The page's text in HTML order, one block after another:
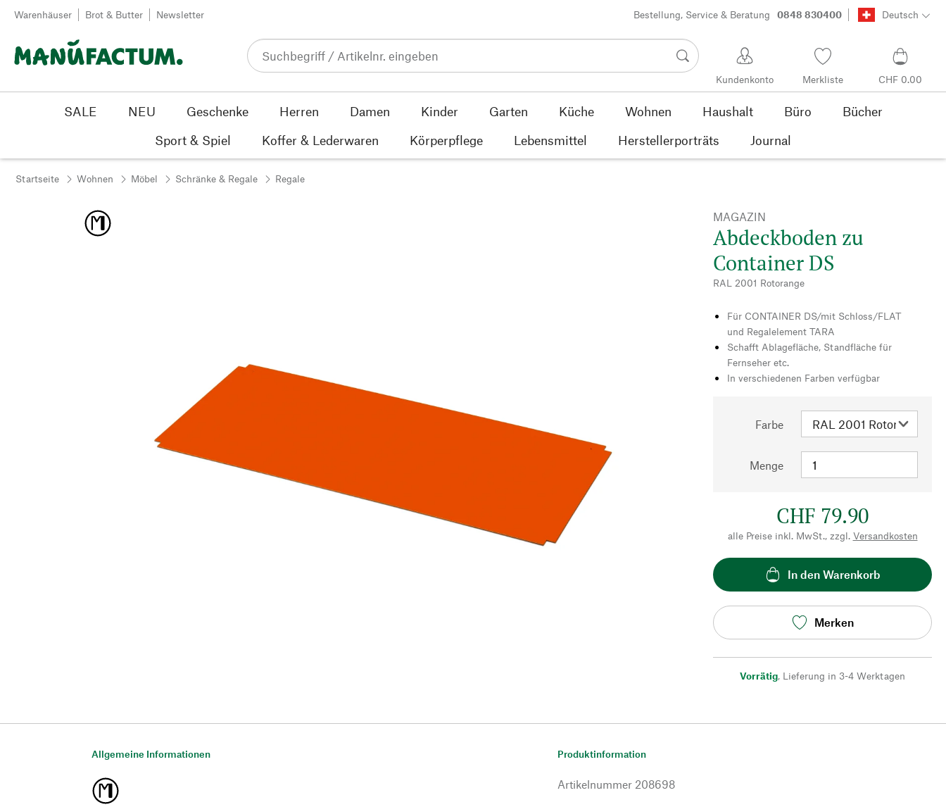
Zum Inhalt springen
Warenhäuser Brot & Butter Newsletter Bestellung, Service & Beratung 0848 830400 Deutsch
Kundenkonto Merkliste CHF 0.00
SALE NEU Geschenke Herren Damen Kinder Garten Küche Wohnen Haushalt Büro
Bücher
Sport & Spiel
Koffer & Lederwaren Körperpflege Lebensmittel Herstellerporträts Journal
Startseite Wohnen Möbel Schränke & Regale Regale
MAGAZIN
Abdeckboden zu
Container DS
RAL 2001 Rotorange
Für CONTAINER DS/mit Schloss/FLAT
und Regalelement TARA
Schafft Ablagefläche, Standfläche für
Fernseher etc.
In verschiedenen Farben verfügbar
Farbe
Menge
CHF 79.90
alle Preise inkl. MwSt., zzgl. Versandkosten
In den Warenkorb
Merken
Vorrätig, Lieferung in 3-4 Werktagen
Allgemeine Informationen Produktinformation
Artikelnummer 208698